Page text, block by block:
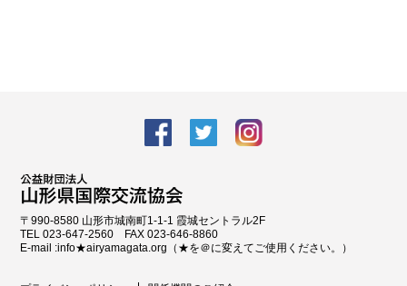
facebook Twitter
〒990-8580 山形市城南町1-1-1 霞城セントラル2F
TEL 023-647-2560 FAX 023-646-8860
E-mail :info★airyamagata.org（★を＠に変えてご使用ください。）